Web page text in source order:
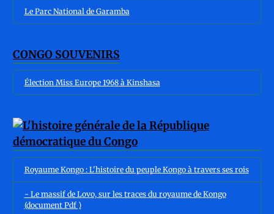
Le Parc National de Garamba
CONGO SOUVENIRS
Élection Miss Europe 1968 à Kinshasa
Royaume Kongo : L'histoire du peuple Kongo à travers ses rois
- Le massif de Lovo, sur les traces du royaume de Kongo
(document Pdf )